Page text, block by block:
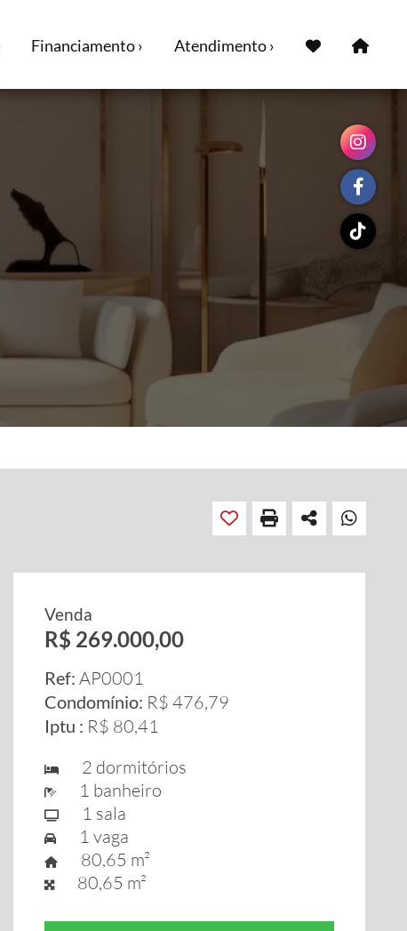
Financiamento › Atendimento ›
Venda
R$ 269.000,00
Ref: AP0001
Condomínio: R$ 476,79
Iptu : R$ 80,41
2 dormitórios
1 banheiro
1 sala
1 vaga
80,65 m²
80,65 m²